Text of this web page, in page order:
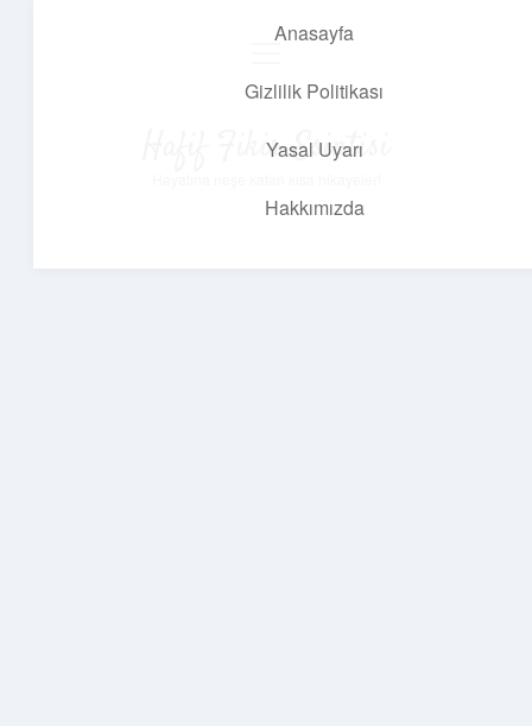
Anasayfa
Gizlilik Politikası
Yasal Uyarı
Hakkımızda
Hafif Fikir Esintisi